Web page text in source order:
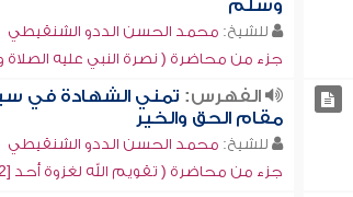
وسلم
للشيخ: محمد الحسن الددو الشنقيطي
جزء من محاضرة ( نصرة النبي عليه الصلاة
الفهرس: تمني الشهادة في
مقام الحق والخير
للشيخ: محمد الحسن الددو الشنقيطي
جزء من محاضرة ( تقويم الله لغزوة أحد [2])